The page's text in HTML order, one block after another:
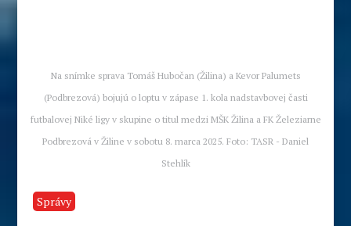
Na snímke sprava Tomáš Hubočan (Žilina) a Kevor Palumets
(Podbrezová) bojujú o loptu v zápase 1. kola nadstavbovej časti
futbalovej Niké ligy v skupine o titul medzi MŠK Žilina a FK Železiarne
Podbrezová v Žiline v sobotu 8. marca 2025. Foto: TASR - Daniel
Stehlík
Správy